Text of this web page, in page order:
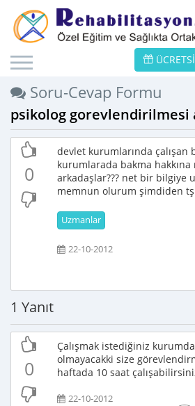
Soru-Cevap Formu
psikolog gorevlendirilmesi
0
devlet kurumlarında çalışan
kurumlarada bakma
arkadaşlar??? net bir bilgiye
memnun olurum şimdiden
Uzmanlar
22-10-2012
1 Yanıt
0
Çalışmak istediğiniz
olmayacakki size
haftada 10 saat
22-10-2012